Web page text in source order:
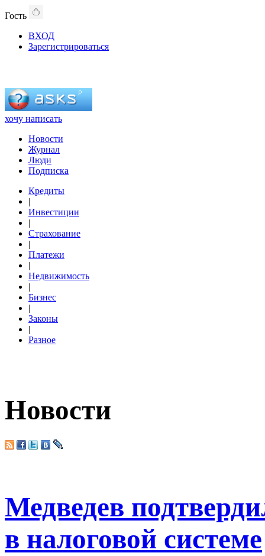
Гость
ВХОД
Зарегистрироваться
хочу написать
Новости
Журнал
Люди
Подписка
Кредиты
|
Инвестиции
|
Страхование
|
Платежи
|
Недвижимость
|
Бизнес
|
Законы
|
Разное
Новости
Медведев
в налоговой системе